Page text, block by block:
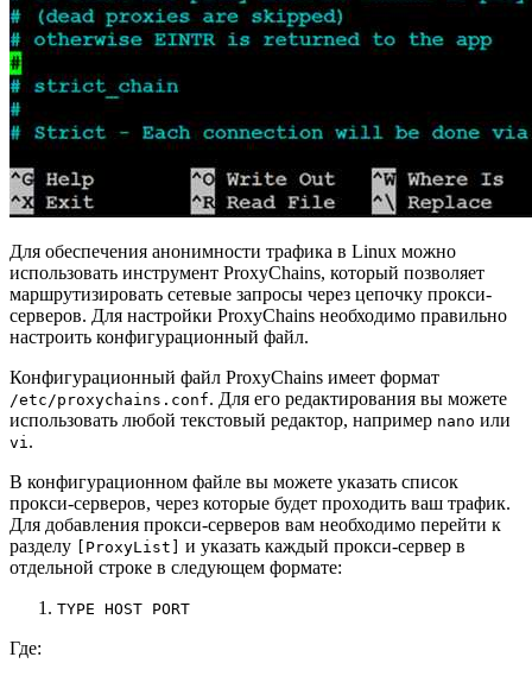
Для обеспечения анонимности трафика в Linux можно
использовать инструмент ProxyChains, который позволяет
маршрутизировать сетевые запросы через цепочку прокси-
серверов. Для настройки ProxyChains необходимо правильно
настроить конфигурационный файл.
Конфигурационный файл ProxyChains имеет формат
/etc/proxychains.conf. Для его редактирования вы можете
использовать любой текстовый редактор, например nano или
vi .
В конфигурационном файле вы можете указать список
прокси-серверов, через которые будет проходить ваш трафик.
Для добавления прокси-серверов вам необходимо перейти к
разделу
[ProxyList]
и указать каждый прокси-сервер в
отдельной строке в следующем формате:
TYPE HOST PORT
Где: